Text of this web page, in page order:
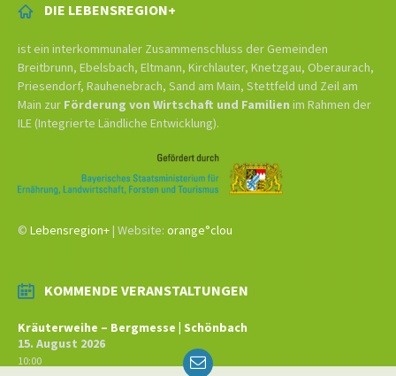
DIE LEBENSREGION+
ist ein interkommunaler Zusammenschluss der Gemeinden
Breitbrunn, Ebelsbach, Eltmann, Kirchlauter, Knetzgau, Oberaurach,
Priesendorf, Rauhenebrach, Sand am Main, Stettfeld und Zeil am
Main zur Förderung von Wirtschaft und Familien im Rahmen der
ILE (Integrierte Ländliche Entwicklung).
© Lebensregion+| Website: orange°clou
KOMMENDE VERANSTALTUNGEN
Kräuterweihe – Bergmesse | Schönbach
15. August 2026
10:00 Email